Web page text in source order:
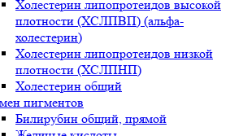
Холестерин липопротеидов высокой
плотности (ХСЛПВП) (альфа-
холестерин)
Холестерин липопротеидов низкой
плотности (ХСЛПНП)
Холестерин общий
пигментов
Билирубин общий, прямой